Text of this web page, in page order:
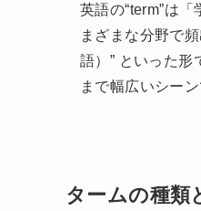
英語の“term”は
まざまな分野で
語）” といった
まで幅広いシー
タームの種類